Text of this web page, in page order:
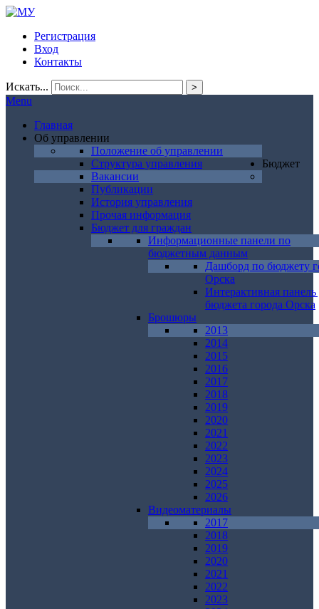
Регистрация
Вход
Контакты
Искать... >
Menu
Главная
Об управлении
Положение об управлении
Структура управления
Вакансии
Публикации
История управления
Прочая информация
Бюджет
Бюджет для граждан
Информационные панели по
бюджетным данным
Дашборд по бюджету
Орска
Интерактивная панель
бюджета города Орска
Брошюры
2013
2014
2015
2016
2017
2018
2019
2020
2021
2022
2023
2024
2025
2026
Видеоматериалы
2017
2018
2019
2020
2021
2022
2023